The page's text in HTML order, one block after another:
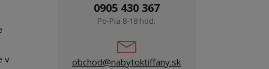
v
0905 430 367
Po-Pia 8-18 hod.
obchod@nabytoktiffany.sk